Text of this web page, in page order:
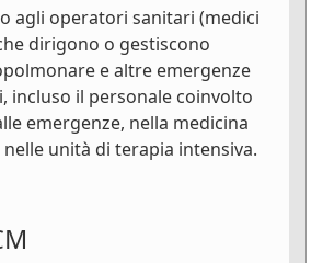
agli operatori sanitari (medici
dirigono o gestiscono
e altre emergenze
incluso il personale coinvolto
emergenze, nella medicina
unità di terapia intensiva.